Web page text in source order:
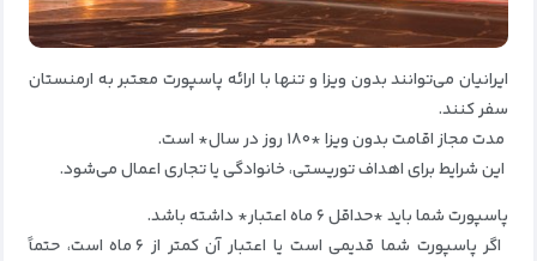
ایرانیان می‌توانند بدون ویزا و تنها با ارائه پاسپورت معتبر به ارمنستان
سفر کنند.
مدت مجاز اقامت بدون ویزا *۱۸۰ روز در سال* است.
این شرایط برای اهداف توریستی، خانوادگی یا تجاری اعمال می‌شود.
پاسپورت شما باید *حداقل ۶ ماه اعتبار* داشته باشد.
اگر پاسپورت شما قدیمی است یا اعتبار آن کمتر از ۶ ماه است، حتماً